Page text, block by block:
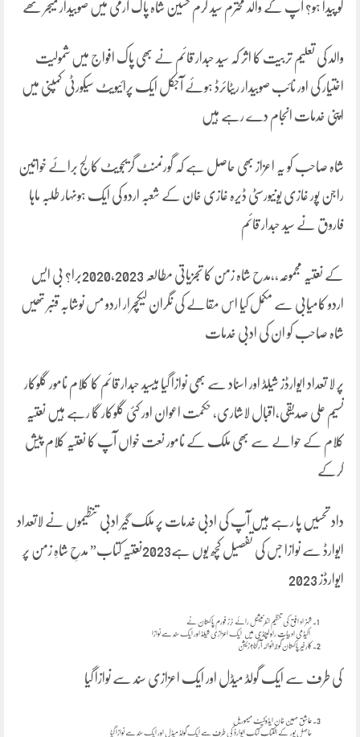
کو پیدا ہو? آپ کے والد محترم سید کرم حسین شاہ پاک آرمی میں صوبیدار میجر تھے
والد کی تعلیم تربیت کا اثر کہ سید حبدار قائم نے بھی پاک افواج میں شمولیت
اختیار کی اور نائب صوبیدار ریٹائرڈ ہوئے آجکل ایک پرائیویٹ سیکورٹی کمپنی میں
اپنی خدمات انجام دے رہے ہیں
شاہ صاحب کو یہ اعزاز بھی حاصل ہے کہ گورنمنٹ گریجویٹ کالج برائے خواتین
راجن پور غازی یونیورسٹی ڈیرہ غازی خان کے شعبہ اردو کی ایک ہونہار طلبہ ماہا
فاروق نے سید حبدار قائم
کے نعتیہ مجموعہ،،مدح شاہ زمن کا تجزیاتی مطالعہ 2020,2023برا? بی ایس
اردو کامیابی سے مکمل کیا اس مقالے کی نگران لیکچرار اردو مس نوشابہ قنبر تھیں
شاہ صاحب کو ان کی ادبی خدمات
پر لا تعداد ایوارڈز شیلڈ اور اسناد سے بھی نوازا گیا ہیسید حبدار قائم کا کلام نامور گلوکار
نسیم علی صدیقی،اقبال لاشاری، حکمت اعوان اور کئی گلوکار گا رہے ہیں نعتیہ
کلام کے حوالے سے بھی ملک کے نامور نعت خواں آپ کا نعتیہ کلام پیش
کرکے
داد تحسیں پا رہے ہیں آپ کی ادبی خدمات پر ملک گیر ادبی تنظیموں نے لاتعداد
ایوارڈ سے نوازا جس کی تفصیل کچھ یوں ہے2023نعتیہ کتاب” مدحِ شاہِ زمن پر
ایوارڈز 2023
شہزاد افق کی تنظیم انٹرنیشنل رائے ٹرز فورم پاکستان نے
اکیڈمی ادبیات راولپنڈی میں ایک اعزازی شیلڈ اور ایک سند سے نوازا
کارِخیر پاکستان گوجرانوالہ آرگنا?زیشن
کی طرف سے ایک گولڈ میڈل اور ایک اعزازی سند سے نوازا گیا
عاشق حسین خان ایڈوکیٹ میموریل
حاصل پور کے الکتاب کتاب ایوارڈ کی طرف سے ایک گولڈ میڈل اور ایک سند سے نوازا گیا